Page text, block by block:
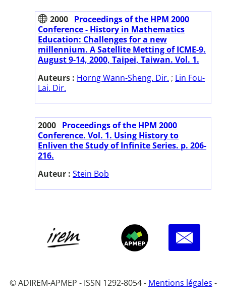
2000 Proceedings of the HPM 2000
Conference - History in Mathematics
Education: Challenges for a new
millennium. A Satellite Metting of ICME-9.
August 9-14, 2000, Taipei, Taiwan. Vol. 1.
Auteurs : Horng Wann-Sheng. Dir. ; Lin Fou-
Lai. Dir.
2000 Proceedings of the HPM 2000
Conference. Vol. 1. Using History to
Enliven the Study of Infinite Series. p. 206-
216.
Auteur : Stein Bob
© ADIREM-APMEP - ISSN 1292-8054 - Mentions légales -